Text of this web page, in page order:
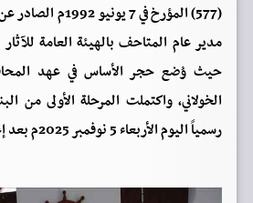
(577) المؤرخ في 7
مدير عام المتاحف بالهيئة العامة
حيث وُضع حجر الأساس في عهد
رسمياً اليوم الأربعاء 5 نوفمبر 2025م بعد إعادة تأهيله وتجهيزه.